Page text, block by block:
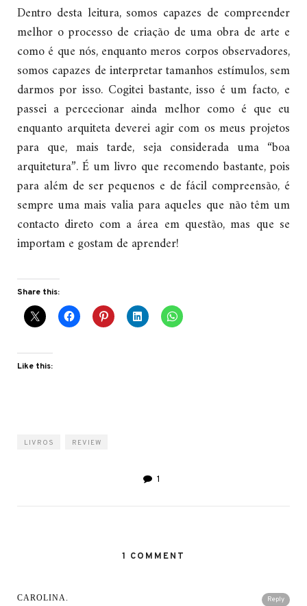
Dentro desta leitura, somos capazes de compreender
melhor o processo de criação de uma obra de arte e
como é que nós, enquanto meros corpos observadores,
somos capazes de interpretar tamanhos estímulos, sem
darmos por isso. Cogitei bastante, isso é um facto, e
passei a percecionar ainda melhor como é que eu
enquanto arquiteta deverei agir com os meus projetos
para que, mais tarde, seja considerada uma “boa
arquitetura”. É um livro que recomendo bastante, pois
para além de ser pequenos e de fácil compreensão, é
sempre uma mais valia para aqueles que não têm um
contacto direto com a área em questão, mas que se
importam e gostam de aprender!
Share this:
Like this:
LIVROS REVIEW
1
1 COMMENT
Reply
CAROLINA.